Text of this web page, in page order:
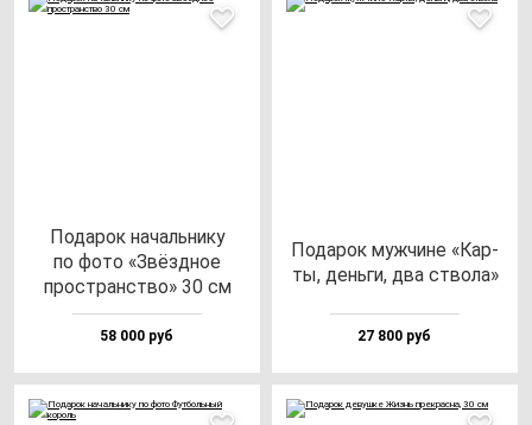
Пода­рок на­чаль­ни­ку
по фо­то «Звёз­дное
прос­транс­тво» 30 см
58 000 руб
Пода­рок муж­чи­не «Кар­
ты, день­ги, два ство­ла»
27 800 руб